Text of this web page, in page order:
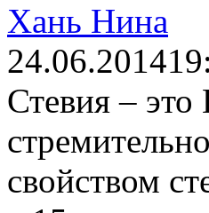
Хань Нина
24.06.2014
Стевия –
свойством